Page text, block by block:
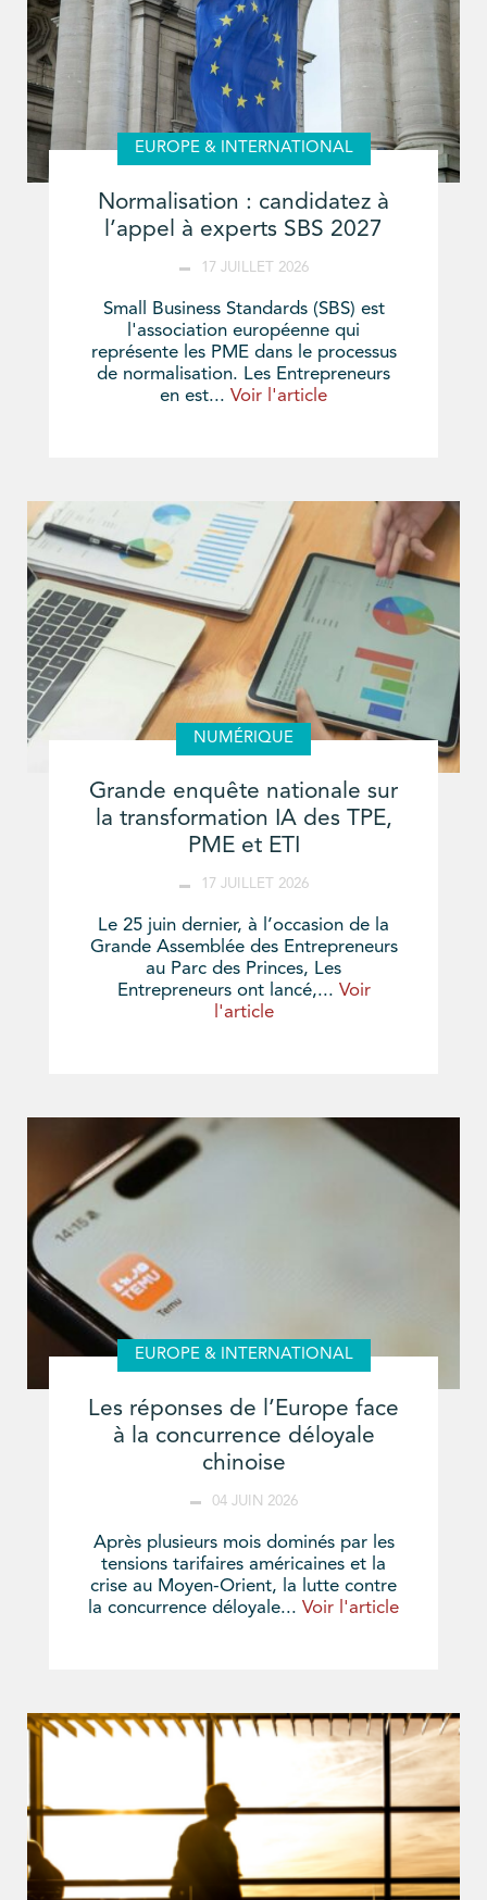
EUROPE & INTERNATIONAL
Normalisation : candidatez à
l’appel à experts SBS 2027
17 JUILLET 2026
Small Business Standards (SBS) est
l'association européenne qui
représente les PME dans le processus
de normalisation. Les Entrepreneurs
en est... Voir l'article
NUMÉRIQUE
Grande enquête nationale sur
la transformation IA des TPE,
PME et ETI
17 JUILLET 2026
Le 25 juin dernier, à l’occasion de la
Grande Assemblée des Entrepreneurs
au Parc des Princes, Les
Entrepreneurs ont lancé,... Voir
l'article
EUROPE & INTERNATIONAL
Les réponses de l’Europe face
à la concurrence déloyale
chinoise
04 JUIN 2026
Après plusieurs mois dominés par les
tensions tarifaires américaines et la
crise au Moyen-Orient, la lutte contre
la concurrence déloyale... Voir l'article